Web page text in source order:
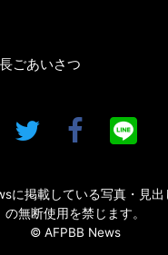
ごあいさつ
に掲載している写真・見出
の無断使用を禁じます。
© AFPBB News